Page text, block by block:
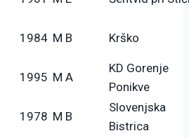
1984 M B Krško
1995 M A
KD Gorenje
Ponikve
1978 M B
Slovenjska
Bistrica